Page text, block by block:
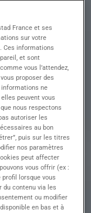
()
n°
France et ses
sur votre
Ces informations
et sont
vous l’attendez,
proposer des
informations ne
peuvent vous
nous respectons
autoriser les
au bon
puis sur les titres
nos paramètres
peut affecter
vous offrir (ex :
lorsque vous
du contenu via les
ou modifier
en bas et à